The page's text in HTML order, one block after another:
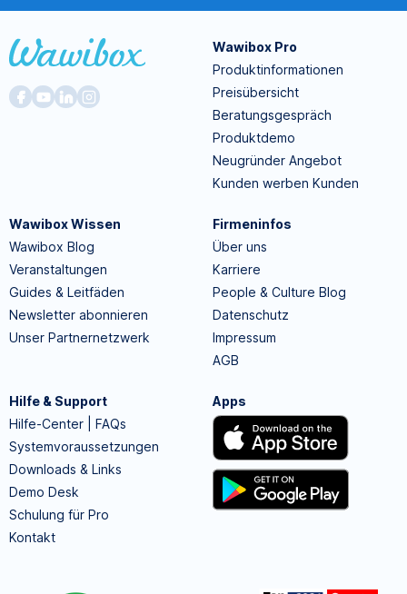
Wawibox Pro
Produktinformationen
Preisübersicht
Beratungsgespräch
Produktdemo
Neugründer Angebot
Kunden werben Kunden
Wawibox Wissen
Wawibox Blog
Veranstaltungen
Guides & Leitfäden
Newsletter abonnieren
Unser Partnernetzwerk
Firmeninfos
Über uns
Karriere
People & Culture Blog
Datenschutz
Impressum
AGB
Hilfe & Support
Hilfe-Center | FAQs
Systemvoraussetzungen
Downloads & Links
Demo Desk
Schulung für Pro
Kontakt
Apps